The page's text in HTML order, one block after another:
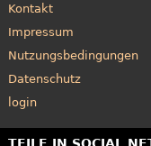
Kontakt
Impressum
Nutzungsbedingungen
Datenschutz
login
TEILE IN SOCIAL